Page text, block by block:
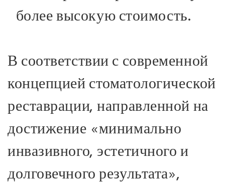
более высокую стоимость.
В соответствии с современной
концепцией стоматологической
реставрации, направленной на
достижение «минимально
инвазивного, эстетичного и
долговечного результата»,